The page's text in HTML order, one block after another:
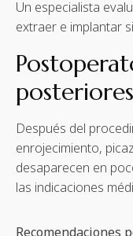
Un especialista
extraer e implantar
posteriores
Después del
enrojecimiento,
desaparecen en
las indicaciones
Recomendaciones